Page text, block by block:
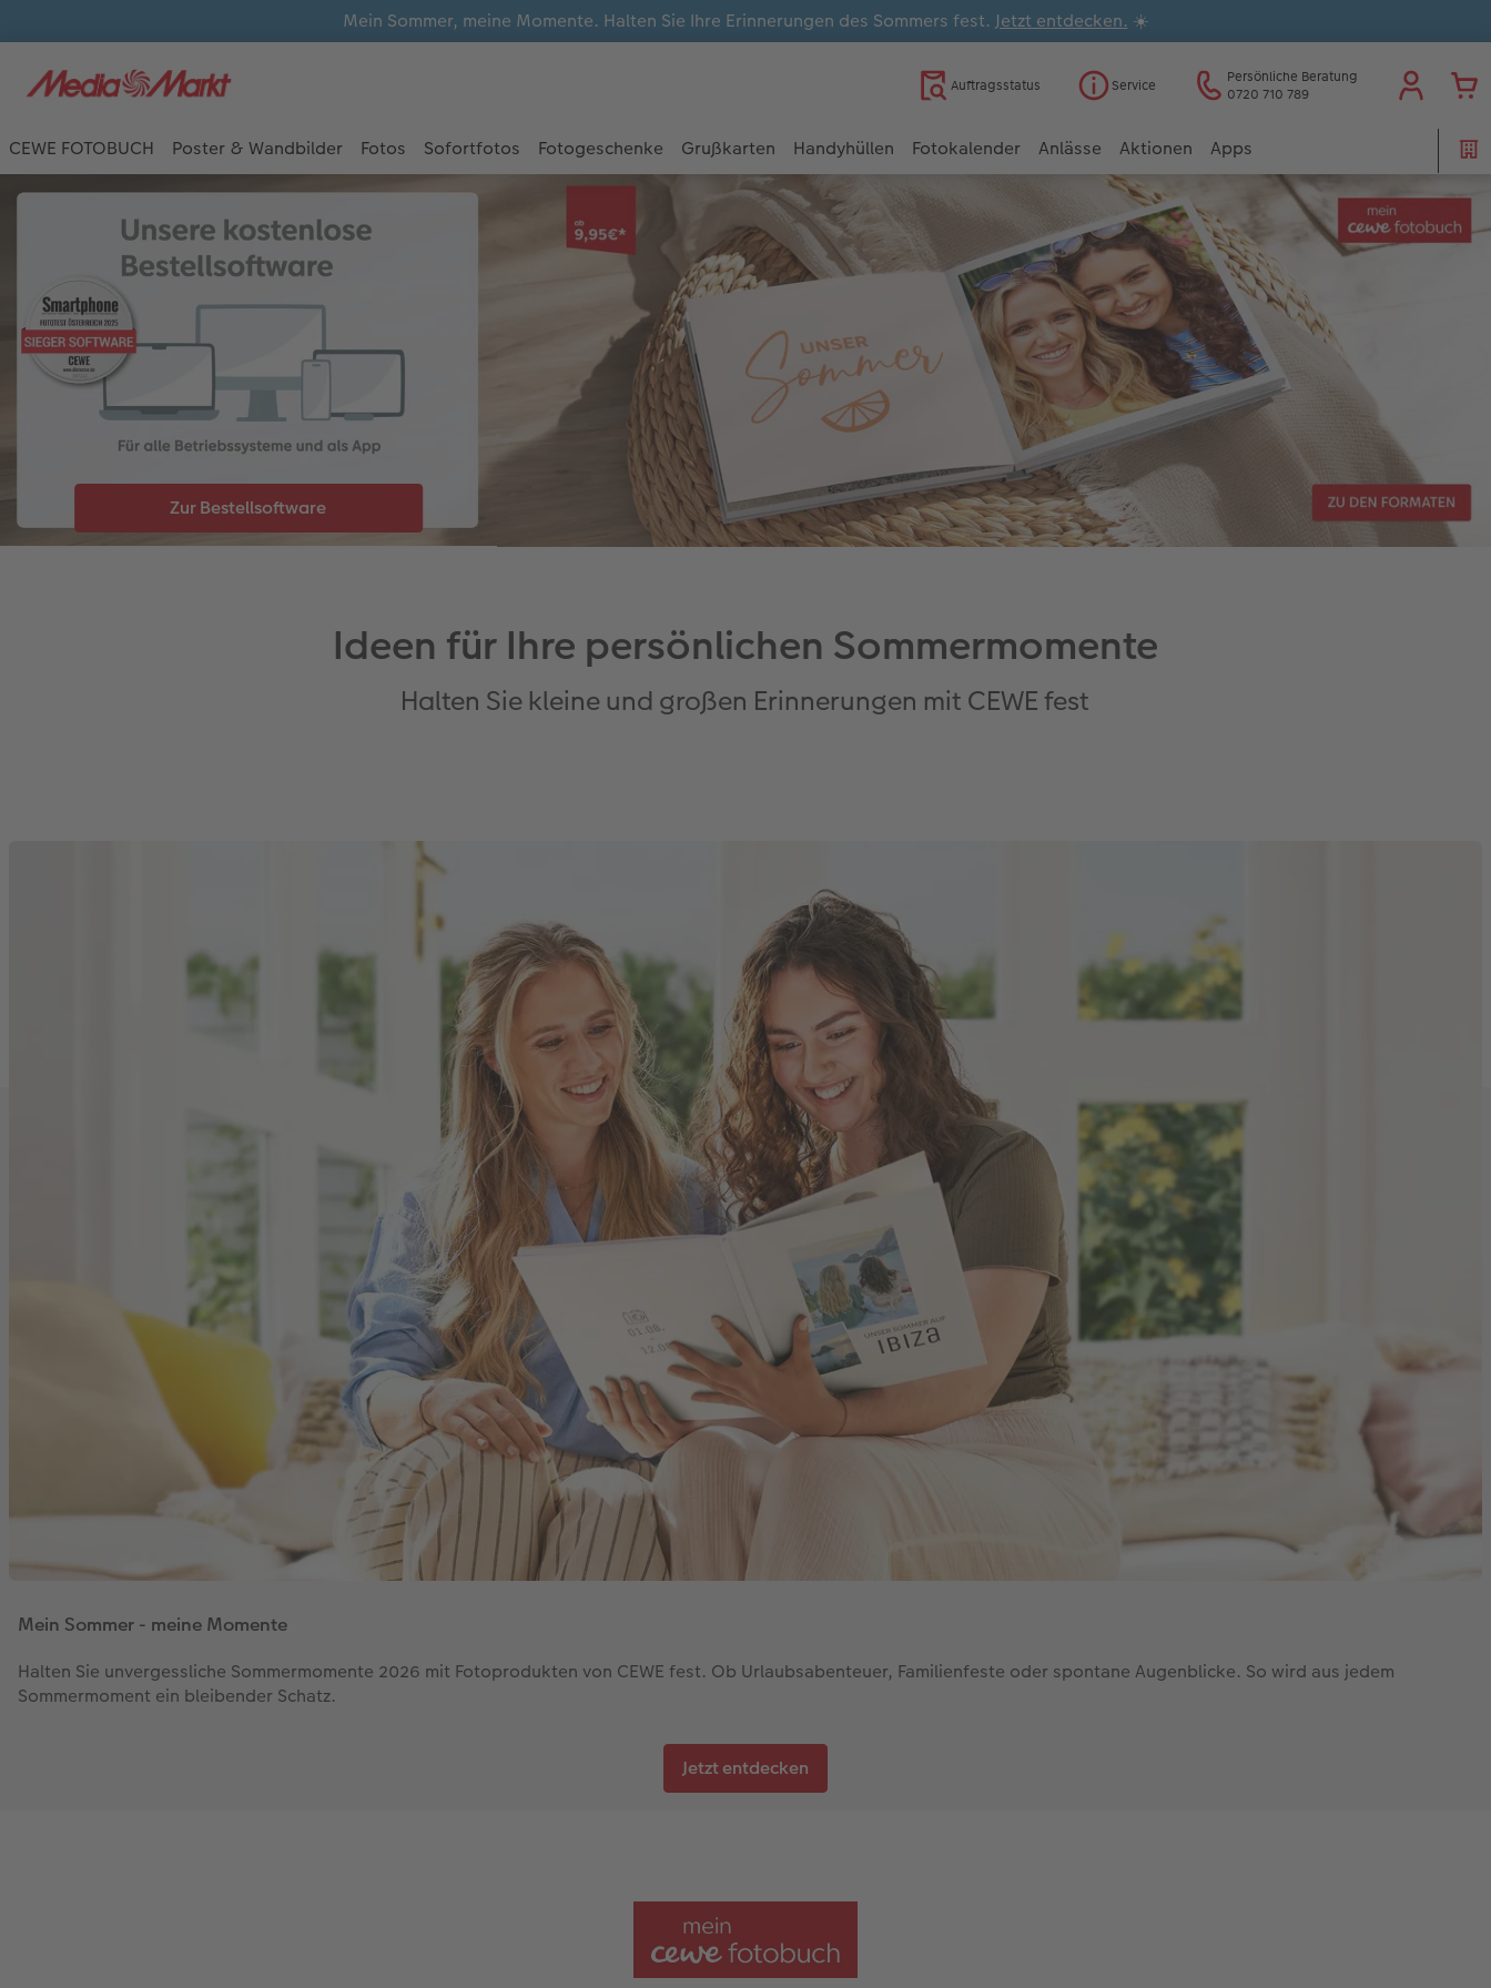
Mein Sommer, meine Momente. Halten Sie Ihre Erinnerungen des Sommers fest. Jetzt entdecken. ☀️
Auftragsstatus Service
Persönliche Beratung
0720 710 789
CEWE FOTOBUCH Poster & Wandbilder Fotos Sofortfotos Fotogeschenke Grußkarten Handyhüllen Fotokalender Anlässe Aktionen Apps
Ideen für Ihre persönlichen Sommermomente
Halten Sie kleine und großen Erinnerungen mit CEWE fest
Mein Sommer - meine Momente
Halten Sie unvergessliche Sommermomente 2026 mit Fotoprodukten von CEWE fest. Ob Urlaubsabenteuer, Familienfeste oder spontane Augenblicke. So wird aus jedem
Sommermoment ein bleibender Schatz.
Jetzt entdecken